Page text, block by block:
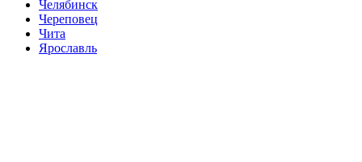
Челябинск
Череповец
Чита
Ярославль